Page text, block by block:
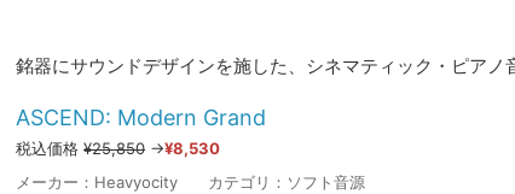
銘器にサウンドデザインを施した、シネマティック・ピアノ
ASCEND: Modern Grand
税込価格 ¥25,850 →¥8,530
メーカー： Heavyocity カテゴリ： ソフト音源